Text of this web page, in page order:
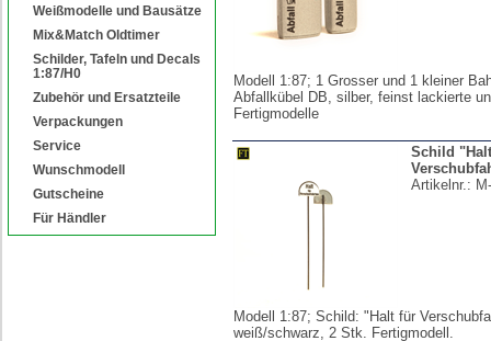
Weißmodelle und Bausätze
Mix&Match Oldtimer
Schilder, Tafeln und Decals
1:87/H0
Zubehör und Ersatzteile
Verpackungen
Service
Wunschmodell
Gutscheine
Für Händler
Modell 1:87; 1 Grosser und 1 kleiner
Abfallkübel DB, silber, feinst lackierte
Fertigmodelle
Schild
Artikelnr.:
Modell 1:87; Schild: "Halt für
weiß/schwarz, 2 Stk. Fertigmodell.